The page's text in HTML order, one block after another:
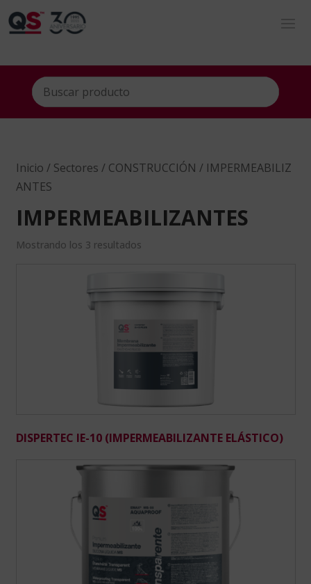
Inicio / Sectores / CONSTRUCCIÓN / IMPERMEABILIZ
ANTES
IMPERMEABILIZANTES
Mostrando los 3 resultados
DISPERTEC IE-10 (IMPERMEABILIZANTE ELÁSTICO)